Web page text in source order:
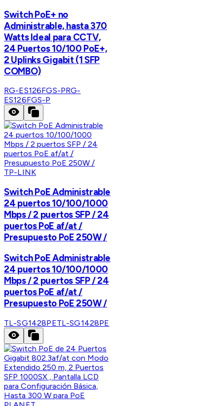
Switch PoE+ no
Administrable, hasta 370
Watts Ideal para CCTV,
24 Puertos 10/100 PoE+,
2 Uplinks Gigabit (1 SFP
COMBO)
RG-ES126FGS-PRG-
ES126FGS-P
TP-LINK
Switch PoE Administrable
24 puertos 10/100/1000
Mbps / 2 puertos SFP / 24
puertos PoE af/at /
Presupuesto PoE 250W /
Switch PoE Administrable
24 puertos 10/100/1000
Mbps / 2 puertos SFP / 24
puertos PoE af/at /
Presupuesto PoE 250W /
TL-SG1428PETL-SG1428PE